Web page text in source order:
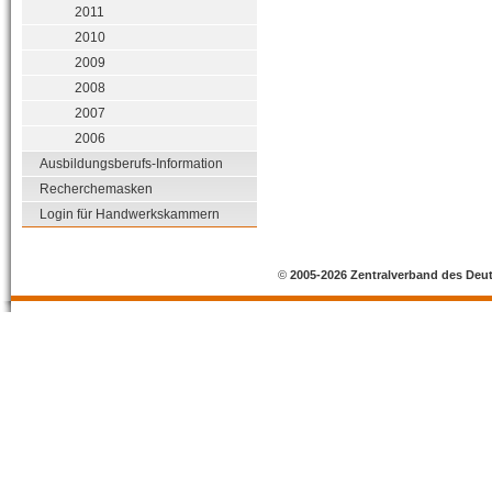
2011
2010
2009
2008
2007
2006
Ausbildungsberufs-Information
Recherchemasken
Login für Handwerkskammern
© 2005-2026 Zentralverband des